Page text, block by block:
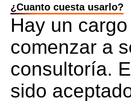
¿Cuanto cuesta usarlo?
Hay un
comenzar a
consultoría.
sido